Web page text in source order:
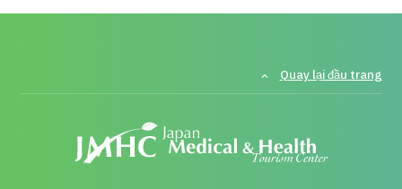
Tiếng Anh
Quay lại đầu trang